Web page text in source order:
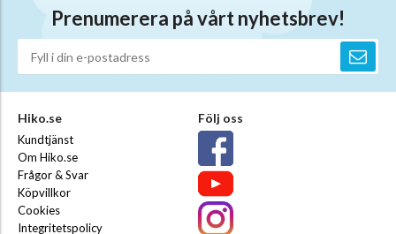
Prenumerera på vårt nyhetsbrev!
Hiko.se
Kundtjänst
Om Hiko.se
Frågor & Svar
Köpvillkor
Cookies
Integritetspolicy
Följ oss